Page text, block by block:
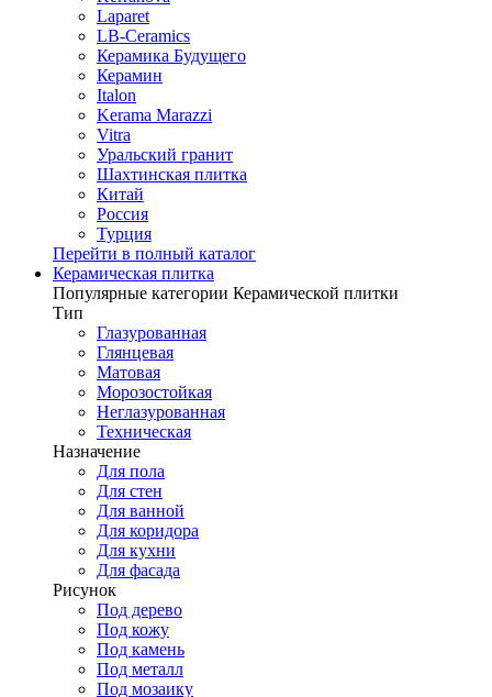
Laparet
LB-Ceramics
Керамика Будущего
Керамин
Italon
Kerama Marazzi
Vitra
Уральский гранит
Шахтинская плитка
Китай
Россия
Турция
Перейти в полный каталог
Керамическая плитка
Популярные категории Керамической плитки
Тип
Глазурованная
Глянцевая
Матовая
Морозостойкая
Неглазурованная
Техническая
Назначение
Для пола
Для стен
Для ванной
Для коридора
Для кухни
Для фасада
Рисунок
Под дерево
Под кожу
Под камень
Под металл
Под мозаику